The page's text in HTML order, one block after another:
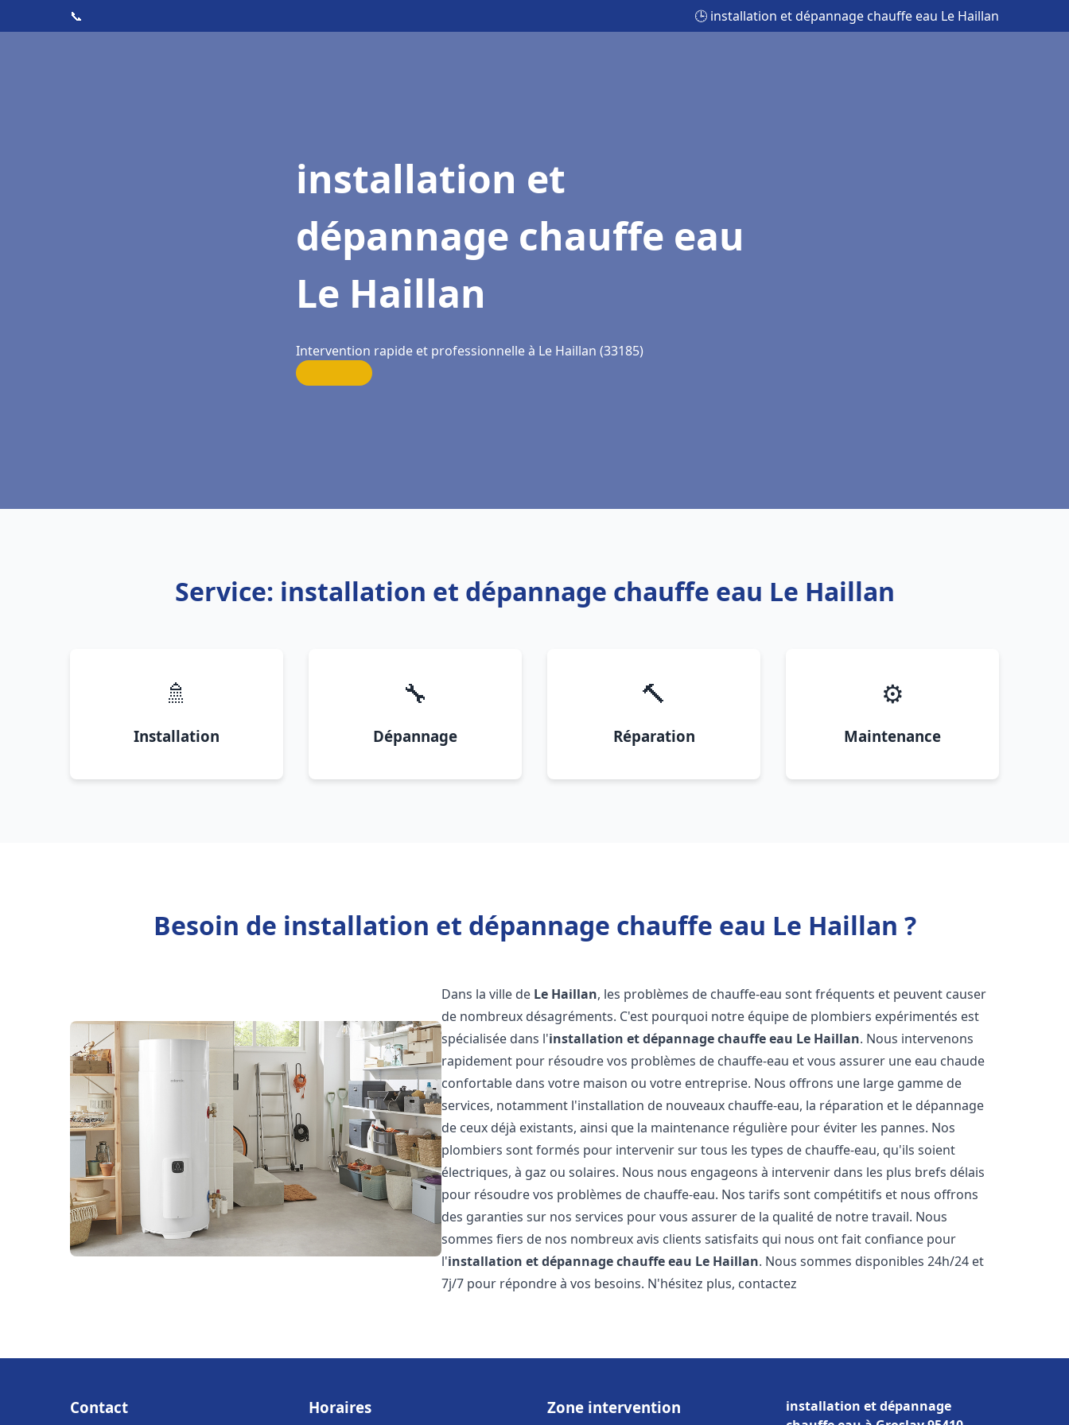
📞 🕒 installation et dépannage chauffe eau Le Haillan
installation et
dépannage chauffe eau
Le Haillan
Intervention rapide et professionnelle à Le Haillan (33185)
Service: installation et dépannage chauffe eau Le Haillan
🚿
Installation
🔧
Dépannage
🔨
Réparation
⚙️
Maintenance
Besoin de installation et dépannage chauffe eau Le Haillan ?
Dans la ville de Le Haillan, les problèmes de chauffe-eau sont fréquents et peuvent causer
de nombreux désagréments. C'est pourquoi notre équipe de plombiers expérimentés est
spécialisée dans l'installation et dépannage chauffe eau Le Haillan. Nous intervenons
rapidement pour résoudre vos problèmes de chauffe-eau et vous assurer une eau chaude
confortable dans votre maison ou votre entreprise. Nous offrons une large gamme de
services, notamment l'installation de nouveaux chauffe-eau, la réparation et le dépannage
de ceux déjà existants, ainsi que la maintenance régulière pour éviter les pannes. Nos
plombiers sont formés pour intervenir sur tous les types de chauffe-eau, qu'ils soient
électriques, à gaz ou solaires. Nous nous engageons à intervenir dans les plus brefs délais
pour résoudre vos problèmes de chauffe-eau. Nos tarifs sont compétitifs et nous offrons
des garanties sur nos services pour vous assurer de la qualité de notre travail. Nous
sommes fiers de nos nombreux avis clients satisfaits qui nous ont fait confiance pour
l'installation et dépannage chauffe eau Le Haillan. Nous sommes disponibles 24h/24 et
7j/7 pour répondre à vos besoins. N'hésitez plus, contactez
Contact Horaires Zone intervention
installation et dépannage